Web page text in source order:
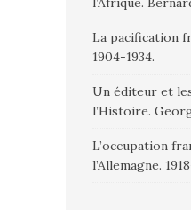
La pacification
1904-1934.
Un éditeur et
l’Histoire.
L’occupation
l’Allemagne.